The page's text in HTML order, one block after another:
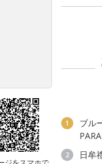
1
ブル
2 日牟